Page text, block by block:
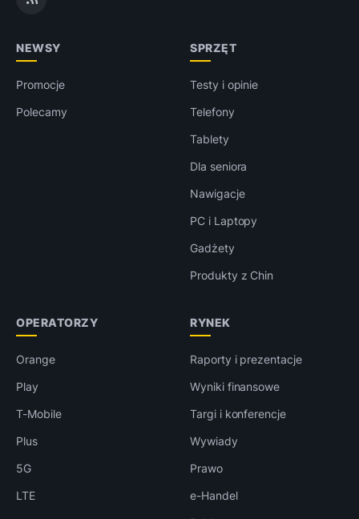
NEWSY
Promocje
Polecamy
SPRZĘT
Testy i opinie
Telefony
Tablety
Dla seniora
Nawigacje
PC i Laptopy
Gadżety
Produkty z Chin
OPERATORZY
Orange
Play
T-Mobile
Plus
5G
LTE
RYNEK
Raporty i prezentacje
Wyniki finansowe
Targi i konferencje
Wywiady
Prawo
e-Handel